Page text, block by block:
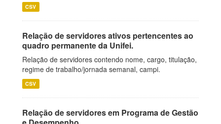
CSV
Relação de servidores ativos pertencentes ao
quadro permanente da Unifei.
Relação de servidores contendo nome, cargo, titulação,
regime de trabalho/jornada semanal, campi.
CSV
Relação de servidores em Programa de Gestão